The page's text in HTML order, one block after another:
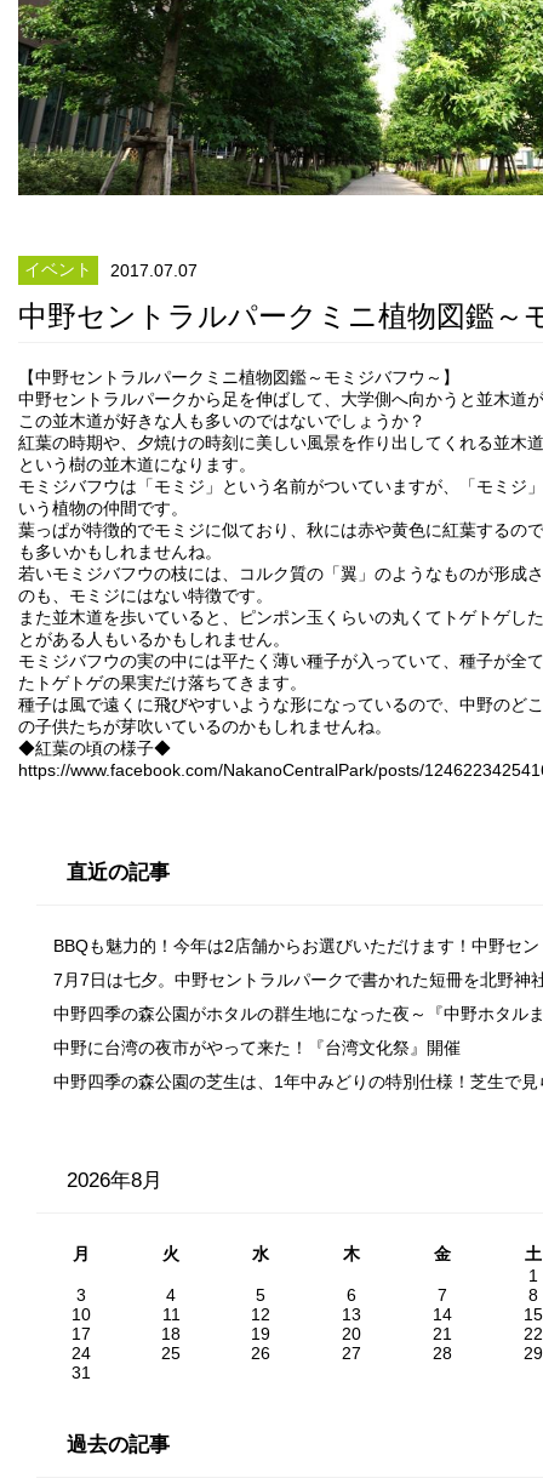
イベント 2017.07.07
中野セントラルパークミニ植物図鑑～
【中野セントラルパークミニ植物図鑑～モミジバフウ～】
中野セントラルパークから足を伸ばして、大学側へ向かうと並木道
この並木道が好きな人も多いのではないでしょうか？
紅葉の時期や、夕焼けの時刻に美しい風景を作り出してくれる並木
という樹の並木道になります。
モミジバフウは「モミジ」という名前がついていますが、「モミジ
いう植物の仲間です。
葉っぱが特徴的でモミジに似ており、秋には赤や黄色に紅葉するの
も多いかもしれませんね。
若いモミジバフウの枝には、コルク質の「翼」のようなものが形成
のも、モミジにはない特徴です。
また並木道を歩いていると、ピンポン玉くらいの丸くてトゲトゲし
とがある人もいるかもしれません。
モミジバフウの実の中には平たく薄い種子が入っていて、種子が全
たトゲトゲの果実だけ落ちてきます。
種子は風で遠くに飛びやすいような形になっているので、中野のど
の子供たちが芽吹いているのかもしれませんね。
◆紅葉の頃の様子◆
https://www.facebook.com/NakanoCentralPark/posts/
直近の記事
BBQも魅力的！今年は2店舗からお選びいただけます！中野セ
7月7日は七夕。中野セントラルパークで書かれた短冊を北野神
中野四季の森公園がホタルの群生地になった夜～『中野ホタル
中野に台湾の夜市がやって来た！『台湾文化祭』開催
中野四季の森公園の芝生は、1年中みどりの特別仕様！芝生で
2026年8月
月 火 水 木 金
土
1
3
4 5 6 7
8
10
11 12 13 14
15
17
18 19 20 21
22
24
25 26 27 28
29
31
過去の記事